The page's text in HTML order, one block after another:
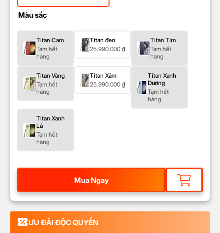
Màu sắc
Titan Cam
Tạm hết
hàng
Titan đen
25.990.000 ₫
Titan Tím
Tạm hết
hàng
Titan Vàng
Tạm hết
hàng
Titan Xám
25.990.000 ₫
Titan Xanh
Dương
Tạm hết
hàng
Titan Xanh
Lá
Tạm hết
hàng
Mua Ngay
ƯU ĐÃI ĐỘC QUYỀN